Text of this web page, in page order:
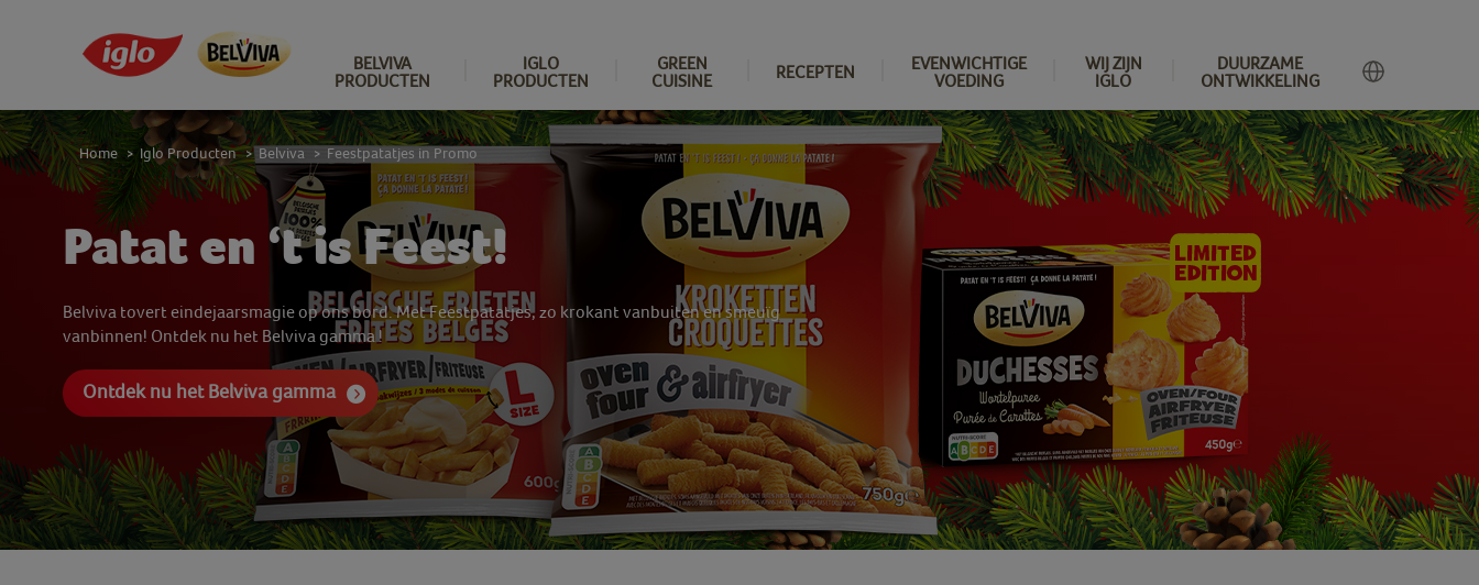
BELVIVA
PRODUCTEN
IGLO
PRODUCTEN
GREEN
CUISINE
RECEPTEN
EVENWICHTIGE
VOEDING
WIJ ZIJN
IGLO
DUURZAME
ONTWIKKELING
Patat en ‘t is Feest!
Belviva tovert eindejaarsmagie op ons bord. Met Feestpatatjes, zo krokant vanbuiten en smeuïg
vanbinnen! Ontdek nu het Belviva gamma !
Ontdek nu het Belviva gamma
Home > Iglo Producten > Belviva > Feestpatatjes in Promo